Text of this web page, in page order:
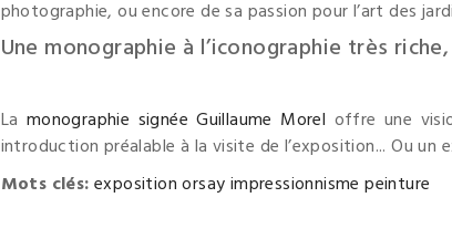
photographie, ou encore de sa passion pour l’art des
Une monographie à l’iconographie très
La monographie signée Guillaume Morel offre une
introduction préalable à la visite de l’exposition... Ou un
Mots clés:exposition orsayimpressionnisme peinture